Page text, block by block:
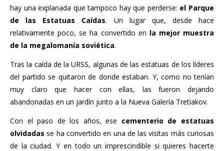
hay una explanada que tampoco hay que perderse: el Parque
de las Estatuas Caídas. Un lugar que, desde hace
relativamente poco, se ha convertido en la mejor muestra
de la megalomanía soviética.
Tras la caída de la URSS, algunas de las estatuas de los líderes
del partido se quitaron de donde estaban. Y, como no tenían
muy claro que hacer con ellas, las fueron dejando
abandonadas en un jardín junto a la Nueva Galería Tretiakov.
Con el paso de los años, ese cementerio de estatuas
olvidadas se ha convertido en una de las visitas más curiosas
de la ciudad. Y en todo un imprescindible si quieres hacerte